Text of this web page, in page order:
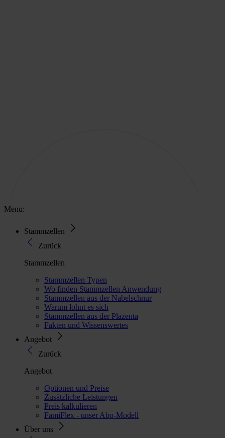
Menu:
Stammzellen
Zurück
Stammzellen
Stammzellen Typen
Wo finden Stammzellen Anwendung
Stammzellen aus der Nabelschnur
Warum lohnt es sich
Stammzellen aus der Plazenta
Fakten und Wissenswertes
Angebot
Zurück
Angebot
Optionen und Preise
Zusätzliche Leistungen
Preis kalkulieren
FamiFlex - unser Abo-Modell
Über uns